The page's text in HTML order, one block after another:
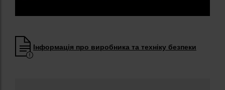
Інформація про виробника та техніку безпеки